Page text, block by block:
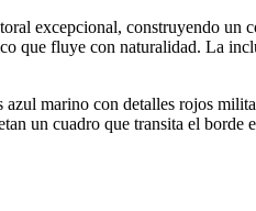
excepcional, construyendo un
que fluye con naturalidad. La
azul marino con detalles rojos
un cuadro que transita el borde